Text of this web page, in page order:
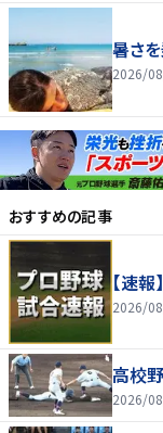
暑さ
2026/
おすすめの記事
【速
2026/
高校
2026/